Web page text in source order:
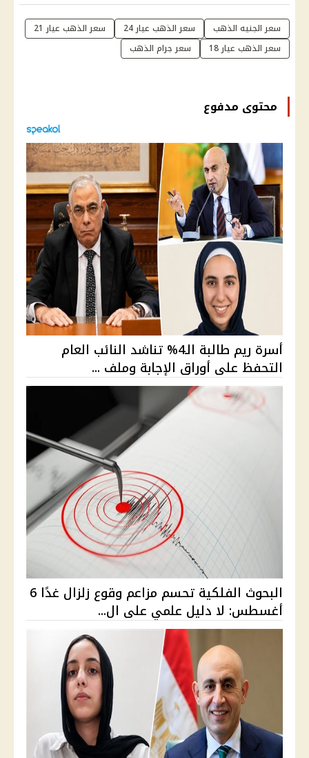
سعر الجنيه الذهب سعر الذهب عيار 24
سعر الذهب عيار 21
سعر الذهب عيار 18
سعر جرام الذهب
محتوى مدفوع
أسرة ريم طالبة الـ4% تناشد النائب العام
التحفظ على أوراق الإجابة وملف ...
البحوث الفلكية تحسم مزاعم وقوع زلزال غدًا 6
أغسطس: لا دليل علمي على ال...